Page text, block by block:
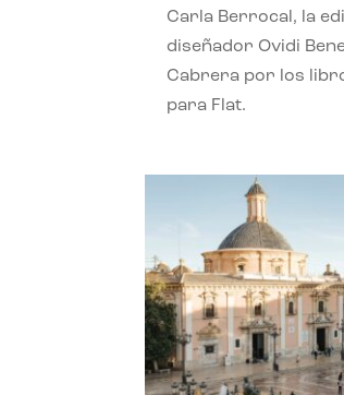
Carla Berrocal, la
diseñador Ovidi
Cabrera por los
para Flat.